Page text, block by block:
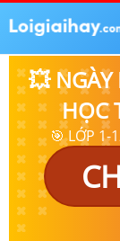
💥
HỌC
🎯 LỚP 1-